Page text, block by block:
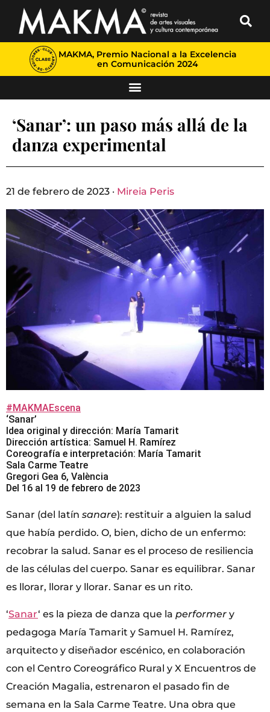
MAKMA, Premio Nacional a la Excelencia
en Comunicación 2024
‘Sanar’: un paso más allá de la
danza experimental
21 de febrero de 2023 · Mireia Peris
#MAKMAEscena
‘Sanar’
Idea original y dirección: María Tamarit
Dirección artística: Samuel H. Ramírez
Coreografía e interpretación: María Tamarit
Sala Carme Teatre
Gregori Gea 6, València
Del 16 al 19 de febrero de 2023
Sanar (del latín sanare): restituir a alguien la salud
que había perdido. O, bien, dicho de un enfermo:
recobrar la salud. Sanar es el proceso de resiliencia
de las células del cuerpo. Sanar es equilibrar. Sanar
es llorar, llorar y llorar. Sanar es un rito.
‘Sanar‘ es la pieza de danza que la performer y
pedagoga María Tamarit y Samuel H. Ramírez,
arquitecto y diseñador escénico, en colaboración
con el Centro Coreográfico Rural y X Encuentros de
Creación Magalia, estrenaron el pasado fin de
semana en la Sala Carme Teatre. Una obra que